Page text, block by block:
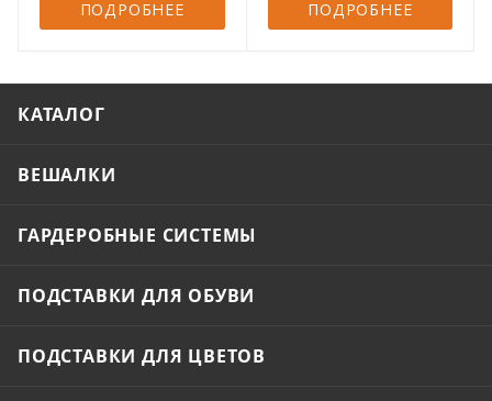
ПОДРОБНЕЕ ПОДРОБНЕЕ
КАТАЛОГ
ВЕШАЛКИ
ГАРДЕРОБНЫЕ СИСТЕМЫ
ПОДСТАВКИ ДЛЯ ОБУВИ
ПОДСТАВКИ ДЛЯ ЦВЕТОВ